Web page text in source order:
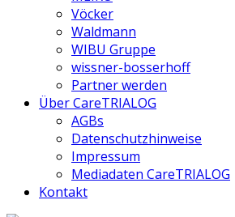
Vöcker
Waldmann
WIBU Gruppe
wissner-bosserhoff
Partner werden
Über CareTRIALOG
AGBs
Datenschutzhinweise
Impressum
Mediadaten CareTRIALOG
Kontakt